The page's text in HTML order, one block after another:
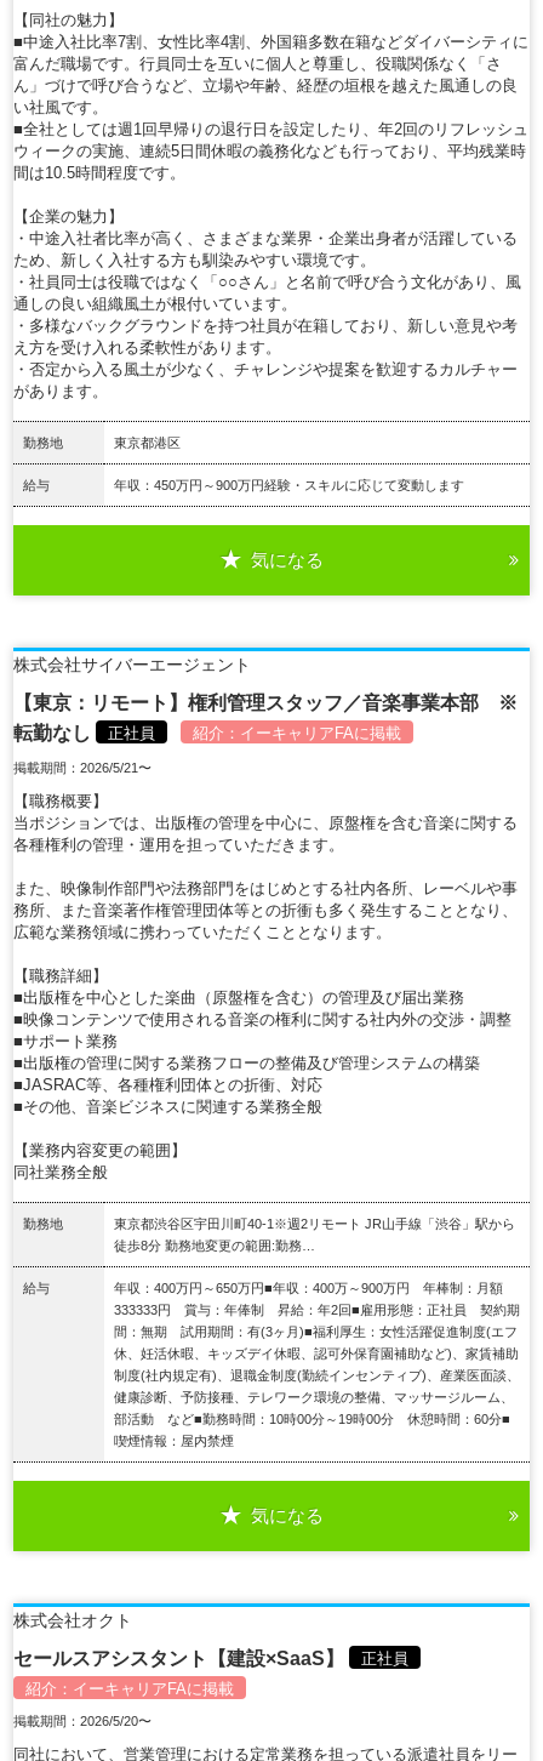
【同社の魅力】
■中途入社比率7割、女性比率4割、外国籍多数在籍などダイバーシティに
富んだ職場です。行員同士を互いに個人と尊重し、役職関係なく「さ
ん」づけで呼び合うなど、立場や年齢、経歴の垣根を越えた風通しの良
い社風です。
■全社としては週1回早帰りの退行日を設定したり、年2回のリフレッシュ
ウィークの実施、連続5日間休暇の義務化なども行っており、平均残業時
間は10.5時間程度です。
【企業の魅力】
・中途入社者比率が高く、さまざまな業界・企業出身者が活躍している
ため、新しく入社する方も馴染みやすい環境です。
・社員同士は役職ではなく「○○さん」と名前で呼び合う文化があり、風
通しの良い組織風土が根付いています。
・多様なバックグラウンドを持つ社員が在籍しており、新しい意見や考
え方を受け入れる柔軟性があります。
・否定から入る風土が少なく、チャレンジや提案を歓迎するカルチャー
があります。
勤務地 東京都港区
給与 年収：450万円～900万円経験・スキルに応じて変動します
気になる
株式会社サイバーエージェント
【東京：リモート】権利管理スタッフ／音楽事業本部 ※
転勤なし
正社員 紹介： イーキャリアFAに掲載
掲載期間：2026/5/21〜
【職務概要】
当ポジションでは、出版権の管理を中心に、原盤権を含む音楽に関する
各種権利の管理・運用を担っていただきます。
また、映像制作部門や法務部門をはじめとする社内各所、レーベルや事
務所、また音楽著作権管理団体等との折衝も多く発生することとなり、
広範な業務領域に携わっていただくこととなります。
【職務詳細】
■出版権を中心とした楽曲（原盤権を含む）の管理及び届出業務
■映像コンテンツで使用される音楽の権利に関する社内外の交渉・調整
■サポート業務
■出版権の管理に関する業務フローの整備及び管理システムの構築
■JASRAC等、各種権利団体との折衝、対応
■その他、音楽ビジネスに関連する業務全般
【業務内容変更の範囲】
同社業務全般
勤務地
東京都渋谷区宇田川町40-1※週2リモート JR山手線「渋谷」駅から
徒歩8分 勤務地変更の範囲:勤務…
給与
年収：400万円～650万円■年収：400万～900万円 年棒制：月額
333333円 賞与：年俸制 昇給：年2回■雇用形態：正社員 契約期
間：無期 試用期間：有(3ヶ月)■福利厚生：女性活躍促進制度(エフ
休、妊活休暇、キッズデイ休暇、認可外保育園補助など)、家賃補助
制度(社内規定有)、退職金制度(勤続インセンティブ)、産業医面談、
健康診断、予防接種、テレワーク環境の整備、マッサージルーム、
部活動 など■勤務時間：10時00分～19時00分 休憩時間：60分■
喫煙情報：屋内禁煙
気になる
株式会社オクト
セールスアシスタント【建設×SaaS】
正社員
紹介： イーキャリアFAに掲載
掲載期間：2026/5/20〜
同社において、営業管理における定常業務を担っている派遣社員をリー